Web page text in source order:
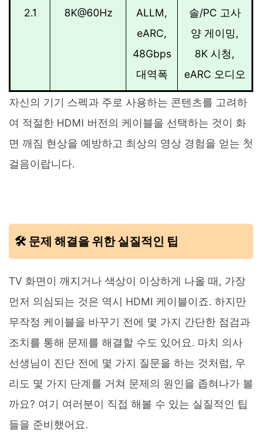
2.1
8K@60Hz
ALLM,
eARC,
48Gbps
대역폭
솔/PC 고사
양 게이밍,
8K 시청,
eARC 오디오
자신의 기기 스펙과 주로 사용하는 콘텐츠를 고려하
여 적절한 HDMI 버전의 케이블을 선택하는 것이 화
면 깨짐 현상을 예방하고 최상의 영상 경험을 얻는 첫
걸음이랍니다.
🛠️ 문제 해결을 위한 실질적인 팁
TV 화면이 깨지거나 색상이 이상하게 나올 때, 가장
먼저 의심되는 것은 역시 HDMI 케이블이죠. 하지만
무작정 케이블을 바꾸기 전에 몇 가지 간단한 점검과
조치를 통해 문제를 해결할 수도 있어요. 마치 의사
선생님이 진단 전에 몇 가지 질문을 하는 것처럼, 우
리도 몇 가지 단계를 거쳐 문제의 원인을 좁혀나가 볼
까요? 여기 여러분이 직접 해볼 수 있는 실질적인 팁
들을 준비했어요.